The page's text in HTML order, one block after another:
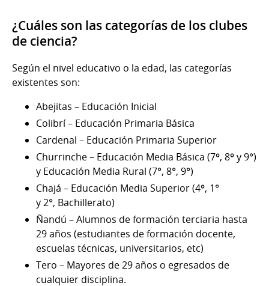
¿Cuáles son las categorías de los clubes
de ciencia?
Según el nivel educativo o la edad, las categorías
existentes son:
Abejitas – Educación Inicial
Colibrí – Educación Primaria Básica
Cardenal – Educación Primaria Superior
Churrinche – Educación Media Básica (7º, 8º y 9°)
y Educación Media Rural (7°, 8°, 9°)
Chajá – Educación Media Superior (4º, 1°
y 2°, Bachillerato)
Ñandú – Alumnos de formación terciaria hasta
29 años (estudiantes de formación docente,
escuelas técnicas, universitarios, etc)
Tero – Mayores de 29 años o egresados de
cualquier disciplina.